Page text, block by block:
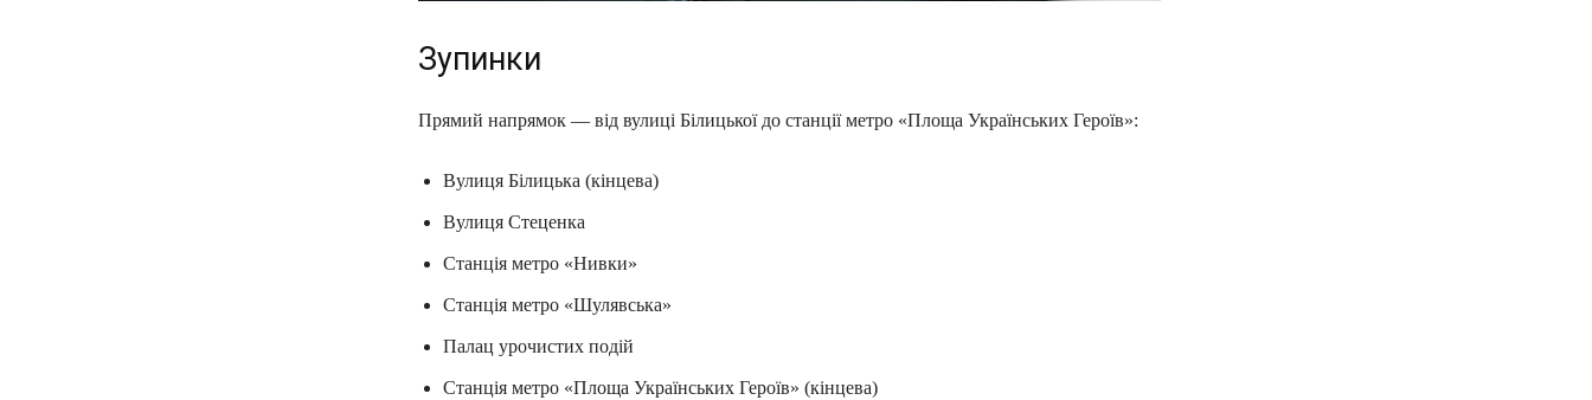
Зупинки
Прямий напрямок — від вулиці Білицької до станції метро «Площа Українських Героїв»:
Вулиця Білицька (кінцева)
Вулиця Стеценка
Станція метро «Нивки»
Станція метро «Шулявська»
Палац урочистих подій
Станція метро «Площа Українських Героїв» (кінцева)